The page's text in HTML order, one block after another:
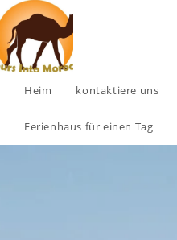
Heim kontaktiere uns
Ferienhaus für einen Tag